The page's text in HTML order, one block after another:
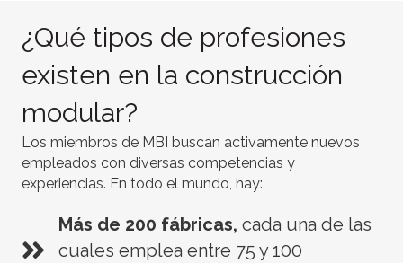
¿Qué tipos de profesiones
existen en la construcción
modular?
Los miembros de MBI buscan activamente nuevos
empleados con diversas competencias y
experiencias. En todo el mundo, hay:
Más de 200 fábricas, cada una de las
cuales emplea entre 75 y 100